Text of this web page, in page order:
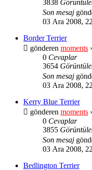
3838
Son mesaj
03 Ara 2008,
Border Terrier
gönderen moments
0 Cevaplar
3654
Son mesaj
03 Ara 2008,
Kerry Blue Terrier
gönderen moments
0 Cevaplar
3855
Son mesaj
03 Ara 2008,
Bedlington Terrier